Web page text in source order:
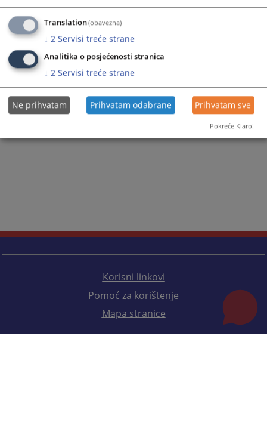
Korisni linkovi
Pomoć za korištenje
Mapa stranice
Translation(obavezna)
↓ 2 Servisi treće strane
Analitika o posjećenosti stranica
↓ 2 Servisi treće strane
Ne prihvatam Prihvatam odabrane Prihvatam sve
Pokreće Klaro!